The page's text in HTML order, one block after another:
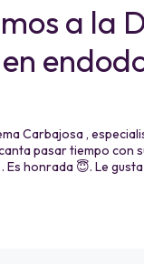
a la
Carbajosa ,
pasar tiempo con
Es honrada 😇. Le